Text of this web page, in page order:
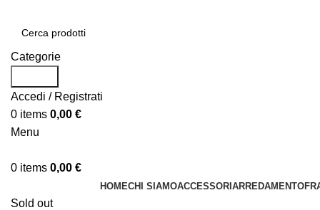
Categorie
Accedi / Registrati
0 items 0,00 €
Menu
0 items 0,00 €
HOMECHI SIAMOACCESSORI ARREDAMENTO
Sold out